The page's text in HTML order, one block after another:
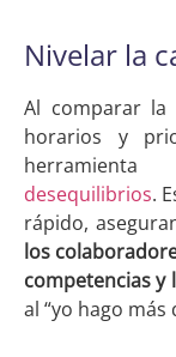
Nivelar la
Al comparar la
horarios y
herramienta
desequilibrios.
rápido,
los
competencias y
al “yo hago